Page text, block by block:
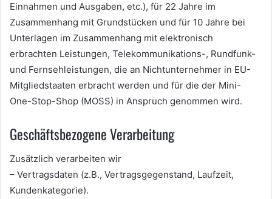
Einnahmen und Ausgaben, etc.), für 22 Jahre im
Zusammenhang mit Grundstücken und für 10 Jahre bei
Unterlagen im Zusammenhang mit elektronisch
erbrachten Leistungen, Telekommunikations-, Rundfunk-
und Fernsehleistungen, die an Nichtunternehmer in EU-
Mitgliedstaaten erbracht werden und für die der Mini-
One-Stop-Shop (MOSS) in Anspruch genommen wird.
Geschäftsbezogene Verarbeitung
Zusätzlich verarbeiten wir
– Vertragsdaten (z.B., Vertragsgegenstand, Laufzeit,
Kundenkategorie).